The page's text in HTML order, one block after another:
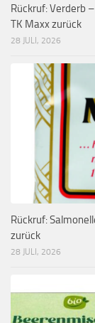
Rückruf: Verderb
TK Maxx zurück
28 JULI, 2026
Rückruf:
zurück
28 JULI, 2026